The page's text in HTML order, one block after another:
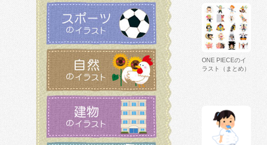
ONE PIECEのイ
ラスト（まとめ）